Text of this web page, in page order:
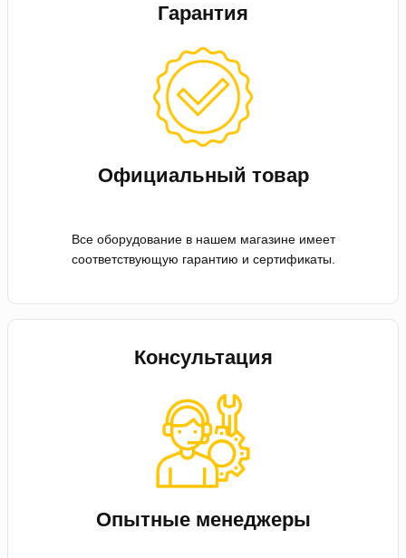
Гарантия
Официальный товар
Все оборудование в нашем магазине имеет
соответствующую гарантию и сертификаты.
Консультация
Опытные менеджеры